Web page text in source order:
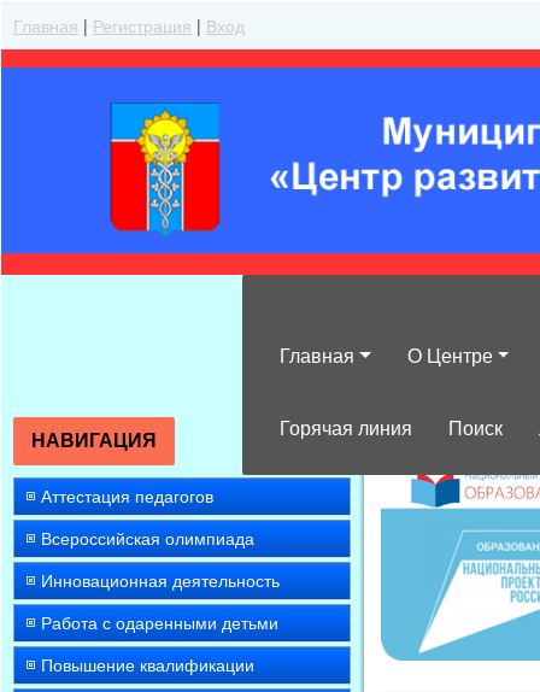
Главная | Регистрация | Вход
Главная О Центре
Горячая линия Поиск
НАВИГАЦИЯ
Аттестация педагогов
Всероссийская олимпиада
Инновационная деятельность
Работа с одаренными детьми
Повышение квалификации